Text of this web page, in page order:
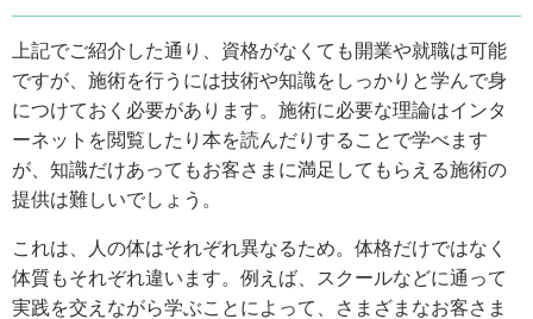
上記でご紹介した通り、資格がなくても開業や就職は可能
ですが、施術を行うには技術や知識をしっかりと学んで身
につけておく必要があります。施術に必要な理論はインタ
ーネットを閲覧したり本を読んだりすることで学べます
が、知識だけあってもお客さまに満足してもらえる施術の
提供は難しいでしょう。
これは、人の体はそれぞれ異なるため。体格だけではなく
体質もそれぞれ違います。例えば、スクールなどに通って
実践を交えながら学ぶことによって、さまざまなお客さま